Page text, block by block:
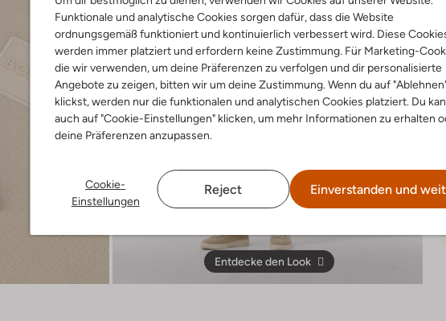
Funktionale und analytische Cookies sorgen dafür, dass die Website
ordnungsgemäß funktioniert und kontinuierlich verbessert wird. Diese
werden immer platziert und erfordern keine Zustimmung. Für Marketing-
die wir verwenden, um deine Präferenzen zu verfolgen und dir personalisierte
Angebote zu zeigen, bitten wir um deine Zustimmung. Wenn du auf
klickst, werden nur die funktionalen und analytischen Cookies platziert. Du
auch auf "Cookie-Einstellungen" klicken, um mehr Informationen zu erhalten
deine Präferenzen anzupassen.
Cookie-
Einstellungen
Reject Einverstanden und
Entdecke den Look